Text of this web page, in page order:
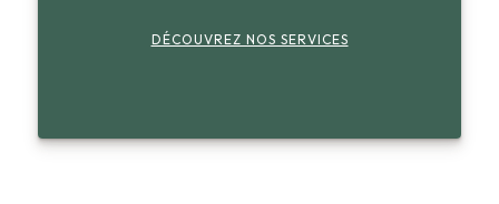
DÉCOUVREZ NOS SERVICES